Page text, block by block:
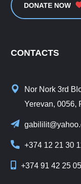
DONATE NOW
CONTACTS
Nor Nork 3rd
Yerevan, 0056,
+374 12 21 30
+374 91 42 25 05